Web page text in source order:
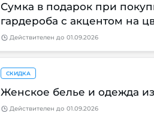
Сумка в подарок при
гардероба с акцентом на
Действителен до 01.09.2026
СКИДКА
Женское белье и одежда
Действителен до 01.09.2026